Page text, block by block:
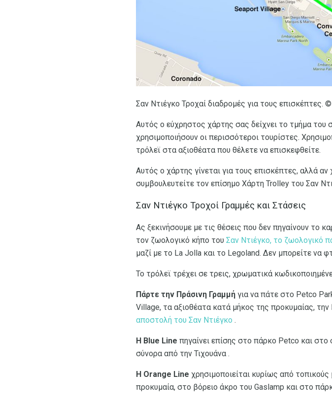
Σαν Ντιέγκο Τροχαί διαδρομές για τους
Αυτός ο εύχρηστος χάρτης σας δείχνει το τμήμα
χρησιμοποιήσουν οι περισσότεροι τουρίστες.
τρόλεϊ στα αξιοθέατα που θέλετε να επισκεφθείτε.
Αυτός ο χάρτης γίνεται για τους επισκέπτες, αλλά
συμβουλευτείτε τον επίσημο Χάρτη Trolley του Σαν
Σαν Ντιέγκο Τροχοί Γραμμές και Στάσεις
Ας ξεκινήσουμε με τις θέσεις που δεν πηγαίνουν το
τον ζωολογικό κήπο του Σαν Ντιέγκο, το ζωολογικό
μαζί με το La Jolla και το Legoland. Δεν μπορείτε να
Το τρόλεϊ τρέχει σε τρεις, χρωματικά
Πάρτε την Πράσινη Γραμμή για να πάτε στο Petco
Village, τα αξιοθέατα κατά μήκος της προκυμαίας, την
αποστολή του Σαν Ντιέγκο .
Η Blue Line πηγαίνει επίσης στο πάρκο Petco και
σύνορα από την Τιχουάνα .
Η Orange Line χρησιμοποιείται κυρίως από
προκυμαία, στο βόρειο άκρο του Gaslamp και στο